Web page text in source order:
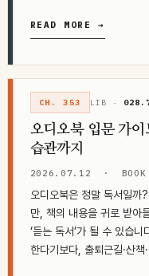
READ MORE →
CH. 353 LIB ·
오디오북 입문 가
습관까지
2026.07.12 · BOOK
오디오북은 정말 독서일까
만, 책의 내용을 귀로 받아
‘듣는 독서’가 될 수 있습
한다기보다, 출퇴근길·산